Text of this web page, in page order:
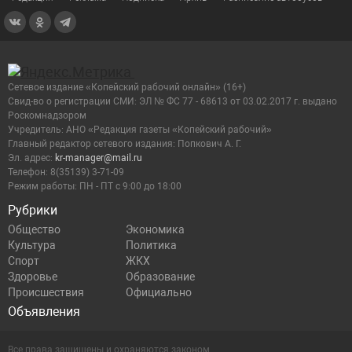
Рубрики
Общество
Экономика
Культура
Политика
Спорт
ЖКХ
Здоровье
Образование
Происшествия
Официально
Объявления
Сетевое издание «Копейский рабочий онлайн» (16+)
Cвид-во о регистрации СМИ: ЭЛ № ФС 77 - 68613 от 03.02.2017 г. выдано
Роскомнадзором
Учредитель: АНО «Редакция газеты «Копейский рабочий»
Главный редактор сетевого издания: Попкович А. Г.
Эл. адрес: kr-manager@mail.ru
Телефон: 8(35139) 3-71-09
Режим работы: ПН - ПТ с 9:00 до 18:00
Все права защищены и охраняются законом.